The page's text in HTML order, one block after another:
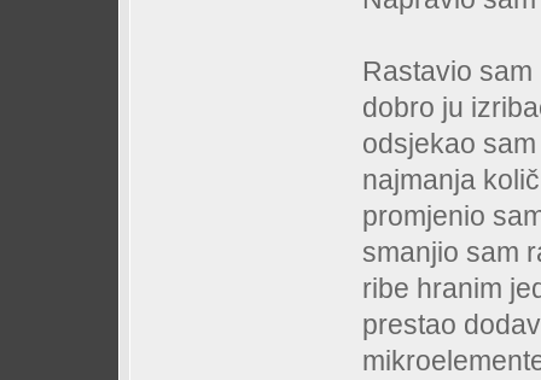
Rastavio
dobro ju
odsjekao
najmanja
promjenio
smanjio sam
ribe hranim
prestao